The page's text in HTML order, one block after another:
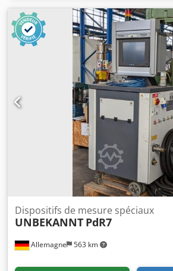
Allemagne 563 km
Dispositifs de mesure spéciaux
UNBEKANNT PdR7